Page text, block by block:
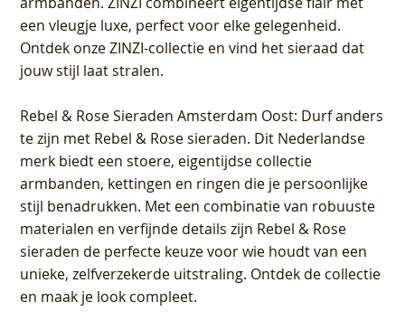
een vleugje luxe, perfect voor elke gelegenheid.
Ontdek onze ZINZI-collectie en vind het sieraad dat
jouw stijl laat stralen.
Rebel & Rose Sieraden Amsterdam Oost: Durf anders
te zijn met Rebel & Rose sieraden. Dit Nederlandse
merk biedt een stoere, eigentijdse collectie
armbanden, kettingen en ringen die je persoonlijke
stijl benadrukken. Met een combinatie van robuuste
materialen en verfijnde details zijn Rebel & Rose
sieraden de perfecte keuze voor wie houdt van een
unieke, zelfverzekerde uitstraling. Ontdek de collectie
en maak je look compleet.